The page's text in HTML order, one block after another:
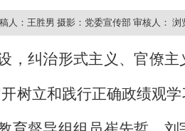
人：王胜男 摄影：党委宣传部 审核人： 浏
，纠治形式主义、官僚
树立和践行正确政绩观